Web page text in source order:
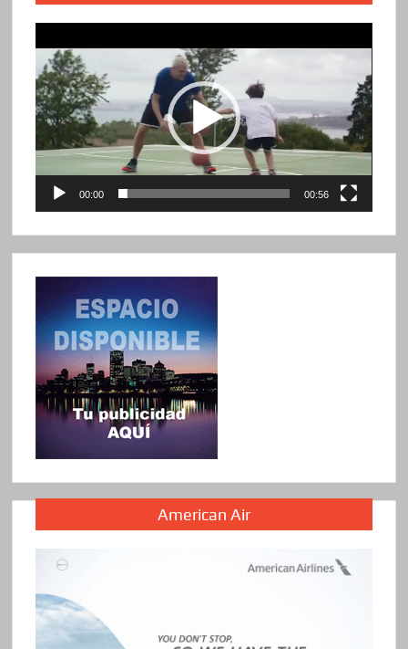
de
vídeo
00:00 00:56
American Air